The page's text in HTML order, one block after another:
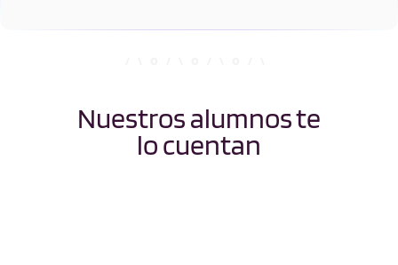
Nuestros alumnos te
lo cuentan